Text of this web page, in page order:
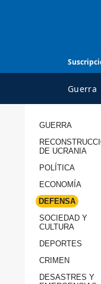
Guerra
GUERRA
DE UCRANIA
POLÍTICA
ECONOMÍA
DEFENSA
SOCIEDAD Y
CULTURA
DEPORTES
CRIMEN
DESASTRES Y